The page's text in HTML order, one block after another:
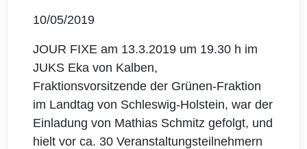
10/05/2019
JOUR FIXE am 13.3.2019 um 19.30 h im
JUKS Eka von Kalben,
Fraktionsvorsitzende der Grünen-Fraktion
im Landtag von Schleswig-Holstein, war der
Einladung von Mathias Schmitz gefolgt, und
hielt vor ca. 30 Veranstaltungsteilnehmern